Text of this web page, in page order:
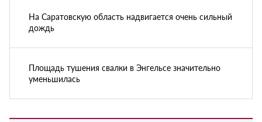
На Саратовскую область надвигается очень сильный
дождь
Площадь тушения свалки в Энгельсе значительно
уменьшилась